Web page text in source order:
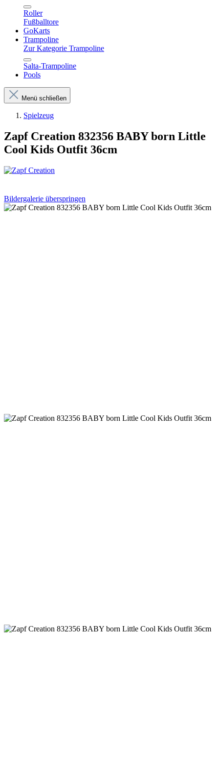
Roller
Fußballtore
GoKarts
Trampoline
Zur Kategorie Trampoline
Salta-Trampoline
Pools
Menü schließen
Spielzeug
Zapf Creation 832356 BABY born Little
Cool Kids Outfit 36cm
Bildergalerie überspringen